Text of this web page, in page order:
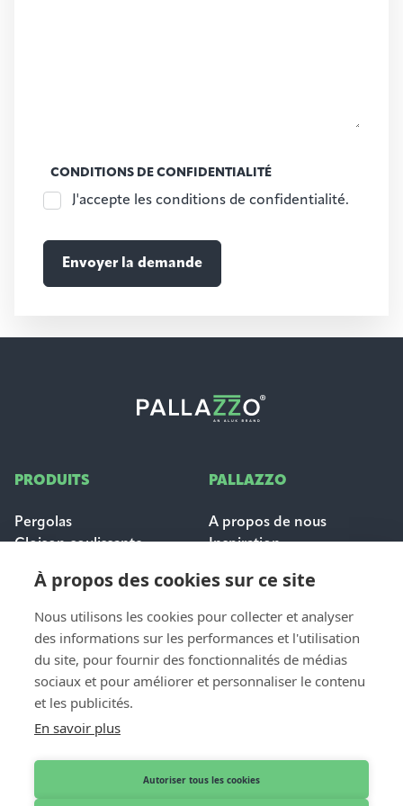
À propos des cookies sur ce site
Nous utilisons les cookies pour collecter et analyser
des informations sur les performances et l'utilisation
du site, pour fournir des fonctionnalités de médias
sociaux et pour améliorer et personnaliser le contenu
et les publicités.
En savoir plus
Autoriser tous les cookies
CONDITIONS DE CONFIDENTIALITÉ
J'accepte les conditions de confidentialité.
PRODUITS
Pergolas
Cloison coulissante
PALLAZZO
A propos de nous
Inspiration
Questions fréquemment
posées
POUR LES
PROFESSIONNELS
Devenir distributeur
CONTACT